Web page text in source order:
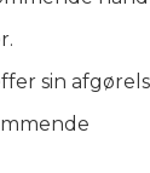
sin